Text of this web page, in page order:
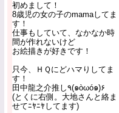
初めまして！
8歳児の女の子のmamaしてま
す！
仕事もしていて、なかなか時
間が作れないけど
お絵描きが好きです！
只今、ＨＱにどハマりしてま
す！
田中龍之介推し٩(๑òωó๑)۶
(とくに右側。大地さんと絡ま
せてﾆﾔﾆﾔしてます)